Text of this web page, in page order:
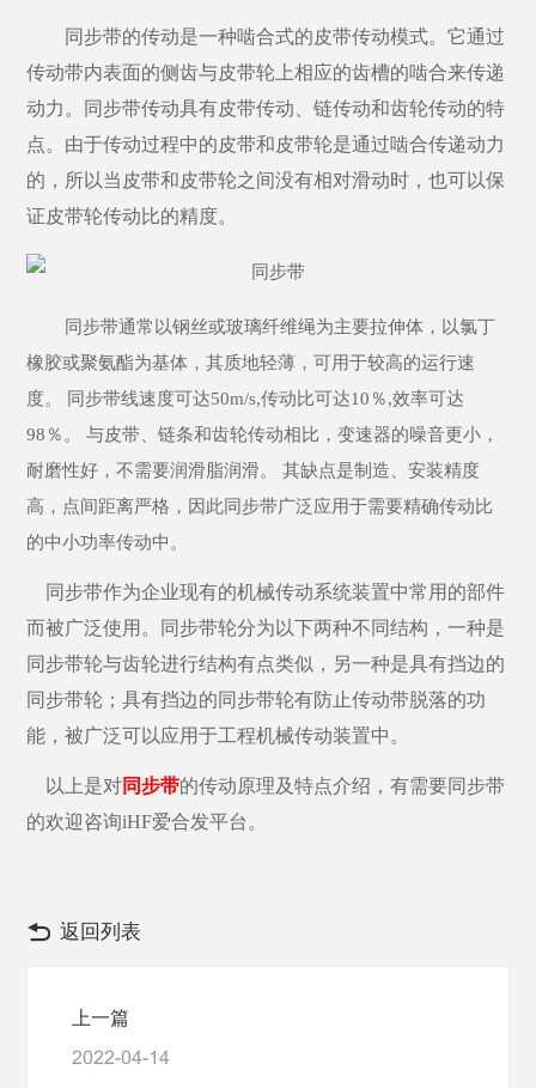
同步带的传动是一种啮合式的皮带传动模式。它通过
传动带内表面的侧齿与皮带轮上相应的齿槽的啮合来传递
动力。同步带传动具有皮带传动、链传动和齿轮传动的特
点。由于传动过程中的皮带和皮带轮是通过啮合传递动力
的，所以当皮带和皮带轮之间没有相对滑动时，也可以保
证皮带轮传动比的精度。
同步带通常以钢丝或玻璃纤维绳为主要拉伸体，以氯丁
橡胶或聚氨酯为基体，其质地轻薄，可用于较高的运行速
度。
同步带线速度可达50m/s,传动比可达10％,效率可达
98％。 与皮带、链条和齿轮传动相比，变速器的噪音更小，
耐磨性好，不需要润滑脂润滑。 其缺点是制造、安装精度
高，点间距离严格，因此同步带广泛应用于需要精确传动比
的中小功率传动中。
同步带作为企业现有的机械传动系统装置中常用的部件
而被广泛使用。同步带轮分为以下两种不同结构，一种是
同步带轮与齿轮进行结构有点类似，另一种是具有挡边的
同步带轮；具有挡边的同步带轮有防止传动带脱落的功
能，被广泛可以应用于工程机械传动装置中。
以上是对同步带的传动原理及特点介绍，有需要同步带
的欢迎咨询iHF爱合发平台。
返回列表
上一篇
2022-04-14